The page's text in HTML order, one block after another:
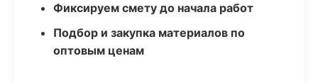
Фиксируем смету до начала работ
Подбор и закупка материалов по
оптовым ценам